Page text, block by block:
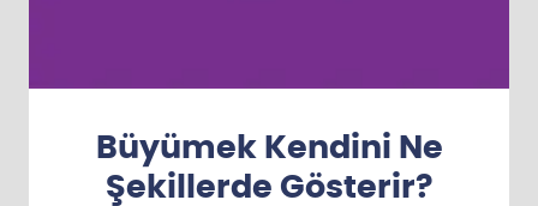
Büyümek Kendini Ne
Şekillerde Gösterir?